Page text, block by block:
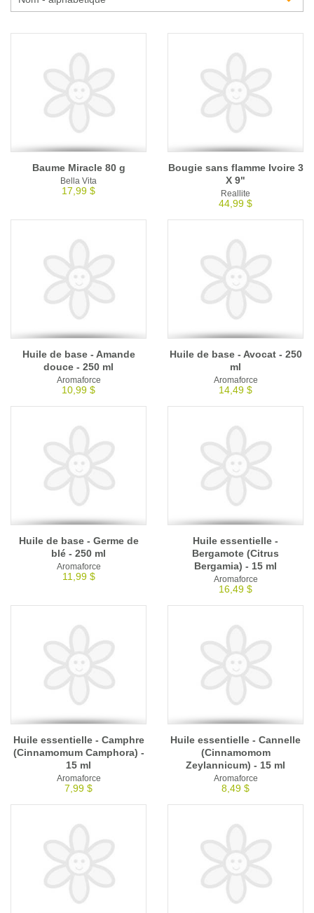
Calendrier horticole
Baume Miracle 80 g
Bella Vita
17,99 $
Bougie sans flamme Ivoire 3
X 9"
Reallite
44,99 $
Huile de base - Amande
douce - 250 ml
Aromaforce
10,99 $
Huile de base - Avocat - 250
ml
Aromaforce
14,49 $
Huile de base - Germe de
blé - 250 ml
Aromaforce
11,99 $
Huile essentielle -
Bergamote (Citrus
Bergamia) - 15 ml
Aromaforce
16,49 $
Huile essentielle - Camphre
(Cinnamomum Camphora) -
15 ml
Aromaforce
7,99 $
Huile essentielle - Cannelle
(Cinnamomom
Zeylannicum) - 15 ml
Aromaforce
8,49 $